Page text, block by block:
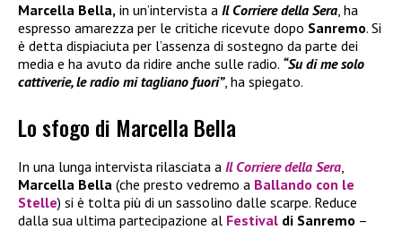
Marcella Bella, in un’intervista a Il Corriere della Sera, ha
espresso amarezza per le critiche ricevute dopo Sanremo. Si
è detta dispiaciuta per l’assenza di sostegno da parte dei
media e ha avuto da ridire anche sulle radio. “Su di me solo
cattiverie, le radio mi tagliano fuori”, ha spiegato.
Lo sfogo di Marcella Bella
In una lunga intervista rilasciata a Il Corriere della Sera
Marcella Bella (che presto vedremo a Ballando con le
Stelle) si è tolta più di un sassolino dalle scarpe. Reduce
dalla sua ultima partecipazione al Festival di Sanremo –